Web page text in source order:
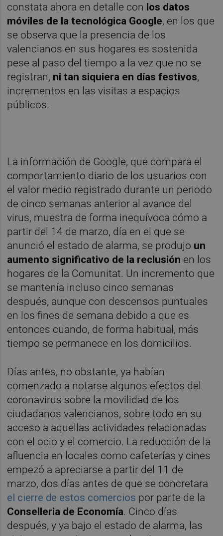
constata ahora en detalle con los datos
móviles de la tecnológica Google, en los que
se observa que la presencia de los
valencianos en sus hogares es sostenida
pese al paso del tiempo a la vez que no se
registran, ni tan siquiera en días festivos,
incrementos en las visitas a espacios
públicos.
La información de Google, que compara el
comportamiento diario de los usuarios con
el valor medio registrado durante un periodo
de cinco semanas anterior al avance del
virus, muestra de forma inequívoca cómo a
partir del 14 de marzo, día en el que se
anunció el estado de alarma, se produjo un
aumento significativo de la reclusión en los
hogares de la Comunitat. Un incremento que
se mantenía incluso cinco semanas
después, aunque con descensos puntuales
en los fines de semana debido a que es
entonces cuando, de forma habitual, más
tiempo se permanece en los domicilios.
Días antes, no obstante, ya habían
comenzado a notarse algunos efectos del
coronavirus sobre la movilidad de los
ciudadanos valencianos, sobre todo en su
acceso a aquellas actividades relacionadas
con el ocio y el comercio. La reducción de la
afluencia en locales como cafeterías y cines
empezó a apreciarse a partir del 11 de
marzo, dos días antes de que se concretara
el cierre de estos comercios por parte de la
Conselleria de Economía. Cinco días
después, y ya bajo el estado de alarma, las